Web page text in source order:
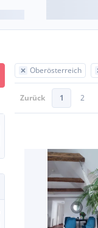
Oberösterreich
Zurück 1 2